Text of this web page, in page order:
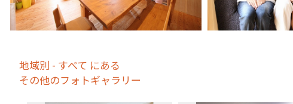
地域別 - すべて にある
その他のフォトギャラリー